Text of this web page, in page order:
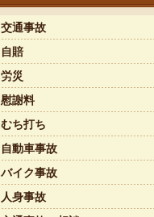
交通事故
自賠
労災
慰謝料
むち打ち
自動車事故
バイク事故
人身事故